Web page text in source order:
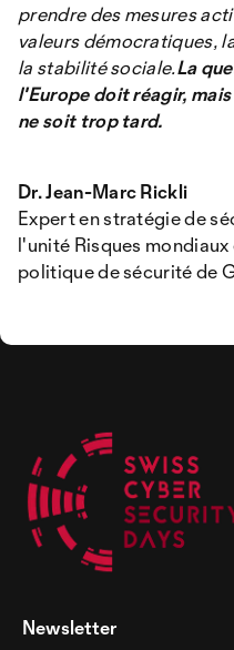
prendre des mesures
valeurs démocratiques,
la stabilité sociale.La
l'Europe doit réagir,
ne soit trop tard.
Dr. Jean-Marc Rickli
Expert en stratégie de
l'unité Risques
politique de sécurité de
Newsletter